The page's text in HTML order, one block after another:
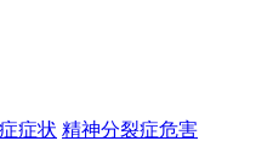
症状 精神分裂症危害